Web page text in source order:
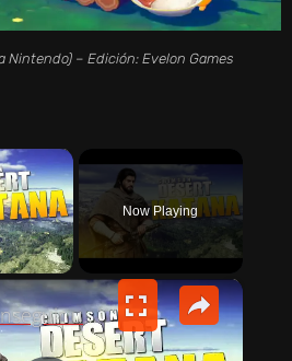
Nintendo) – Edición: Evelon Games
×
VIDEO
Now Playing
×
Cómo conseguir una KATANA en Crimson Desert | Espada Hwando